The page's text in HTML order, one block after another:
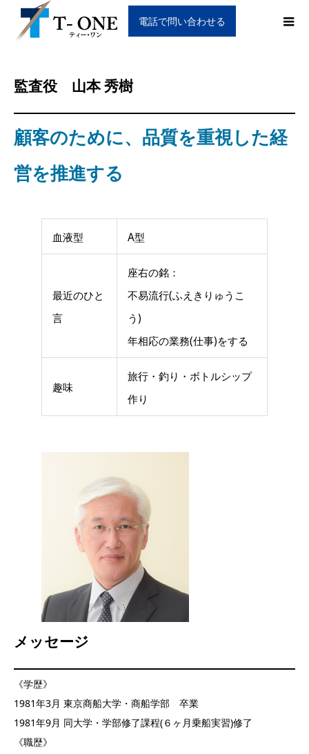
電話で問い合わせる
監査役 山本 秀樹
顧客のために、品質を重視した経
営を推進する
血液型 A型
最近のひと
言
座右の銘：
不易流行(ふえきりゅうこ
う)
年相応の業務(仕事)をする
趣味
旅行・釣り・ボトルシップ
作り
メッセージ
《学歴》
1981年3月 東京商船大学・商船学部 卒業
1981年9月 同大学・学部修了課程(６ヶ月乗船実習)修了
《職歴》